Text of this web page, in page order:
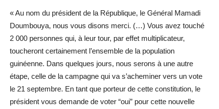
« Au nom du président de la République, le Général Mamadi
Doumbouya, nous vous disons merci. (…) Vous avez touché
2 000 personnes qui, à leur tour, par effet multiplicateur,
toucheront certainement l’ensemble de la population
guinéenne. Dans quelques jours, nous serons à une autre
étape, celle de la campagne qui va s’acheminer vers un vote
le 21 septembre. En tant que porteur de cette constitution, le
président vous demande de voter “oui” pour cette nouvelle